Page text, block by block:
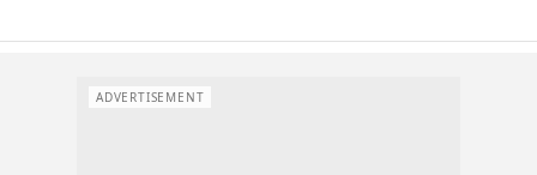
ADVERTISEMENT